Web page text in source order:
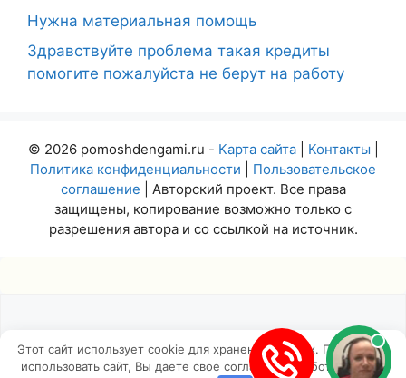
Нужна материальная помощь
Здравствуйте проблема такая кредиты
помогите пожалуйста не берут на работу
© 2026 pomoshdengami.ru - Карта сайта| Контакты
Политика конфиденциальности
Пользовательское
соглашение | Авторский проект. Все права
защищены, копирование возможно только с
разрешения автора и со ссылкой на источник.
Этот сайт использует cookie для хранения данных. Продолжая
использовать сайт, Вы даете свое согласие на работу с этими